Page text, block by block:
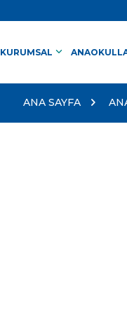
KURUMSAL keyboard_arrow_down
ANA SAYFA